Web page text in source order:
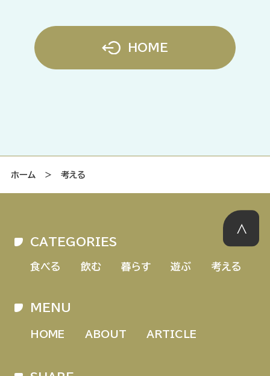
HOME
ホーム ＞ 考える
CATEGORIES
食べる 飲む 暮らす 遊ぶ 考える
MENU
HOME ABOUT ARTICLE